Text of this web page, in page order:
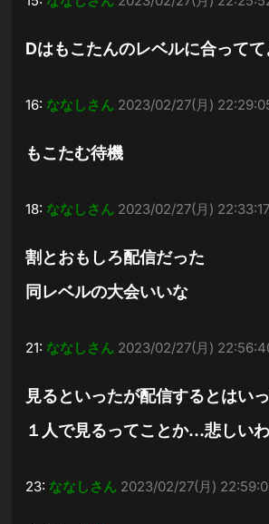
Dはもこたんのレベルに合って
16: ななしさん 2023/02/27(月)
もこたむ待機
18: ななしさん 2023/02/27(月)
割とおもしろ配信だった
同レベルの大会いいな
21: ななしさん 2023/02/27(月)
見るといったが配信するとはい
１人で見るってことか…悲しいわ
23: ななしさん 2023/02/27(月)